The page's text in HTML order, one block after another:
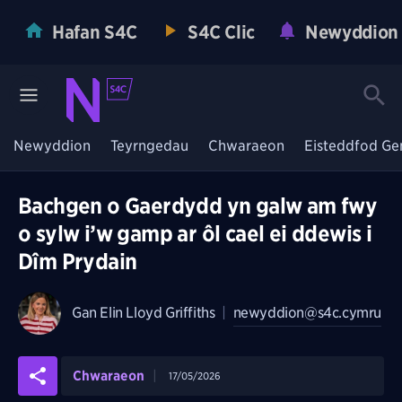
Hafan S4C S4C Clic Newyddion
Newyddion Teyrngedau Chwaraeon Eisteddfod
Bachgen o Gaerdydd yn galw am fwy
o sylw i’w gamp ar ôl cael ei ddewis i
Dîm Prydain
Gan Elin Lloyd Griffiths newyddion@s4c.cymru
Chwaraeon 17/05/2026